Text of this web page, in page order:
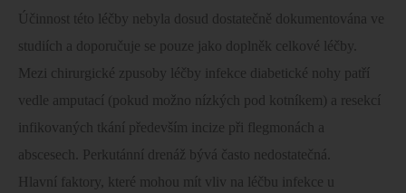
Účinnost této léčby nebyla dosud dostatečně dokumentována ve
studiích a doporučuje se pouze jako doplněk celkové léčby.
Mezi chirurgické zpusoby léčby infekce diabetické nohy patří
vedle amputací (pokud možno nízkých pod kotníkem) a resekcí
infikovaných tkání především incize při flegmonách a
abscesech. Perkutánní drenáž bývá často nedostatečná.
Hlavní faktory, které mohou mít vliv na léčbu infekce u